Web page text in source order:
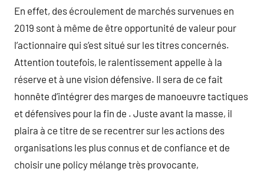
En effet, des écroulement de marchés survenues en
2019 sont à même de être opportunité de valeur pour
l’actionnaire qui s’est situé sur les titres concernés.
Attention toutefois, le ralentissement appelle à la
réserve et à une vision défensive. Il sera de ce fait
honnête d’intégrer des marges de manoeuvre tactiques
et défensives pour la fin de . Juste avant la masse, il
plaira à ce titre de se recentrer sur les actions des
organisations les plus connus et de confiance et de
choisir une policy mélange très provocante,